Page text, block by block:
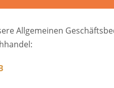
Allgemeinen